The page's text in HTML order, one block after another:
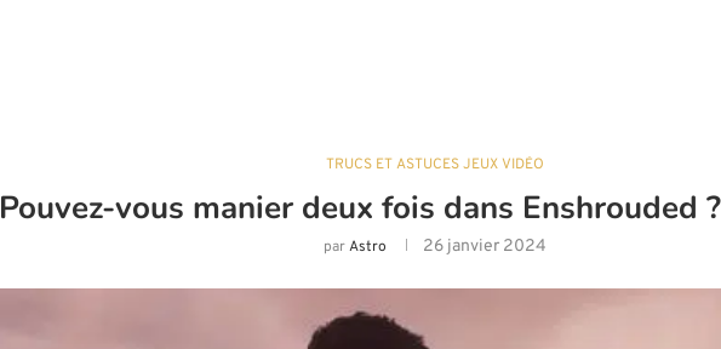
TRUCS ET ASTUCES JEUX VIDÉO
Pouvez-vous manier deux fois dans Enshrouded
parAstro 26 janvier 2024